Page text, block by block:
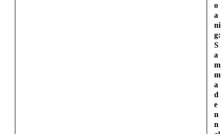
o
a
ni
g:
S
a
m
m
a
d
e
n
n